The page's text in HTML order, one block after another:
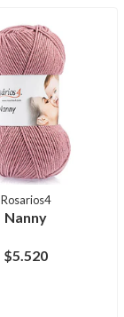
Rosarios4
Nanny
$5.520